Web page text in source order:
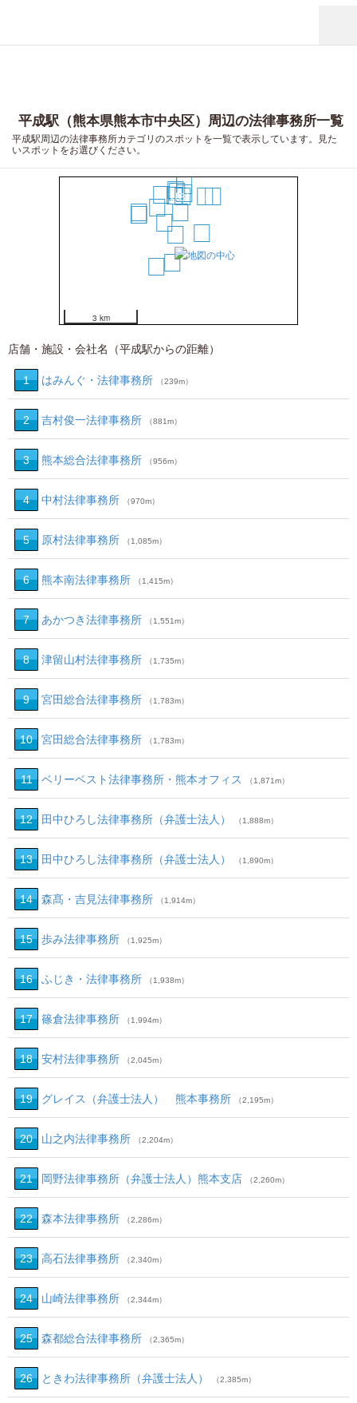
平成駅（熊本県熊本市中央区）周辺の法律事務所一覧
平成駅周辺の法律事務所カテゴリのスポットを一覧で表示しています。見た
いスポットをお選びください。
1
4
7
8
9
1011
14 16
17 18
19
3 km
店舗・施設・会社名（平成駅からの距離）
1 はみんぐ・法律事務所 （239m）
2 吉村俊一法律事務所 （881m）
3 熊本総合法律事務所 （956m）
4 中村法律事務所 （970m）
5 原村法律事務所 （1,085m）
6 熊本南法律事務所 （1,415m）
7 あかつき法律事務所 （1,551m）
8 津留山村法律事務所 （1,735m）
9 宮田総合法律事務所 （1,783m）
10 宮田総合法律事務所 （1,783m）
11 ベリーベスト法律事務所・熊本オフィス （1,871m）
12 田中ひろし法律事務所（弁護士法人） （1,888m）
13 田中ひろし法律事務所（弁護士法人） （1,890m）
14 森髙・吉見法律事務所 （1,914m）
15 歩み法律事務所 （1,925m）
16 ふじき・法律事務所 （1,938m）
17 篠倉法律事務所 （1,994m）
18 安村法律事務所 （2,045m）
19 グレイス（弁護士法人） 熊本事務所 （2,195m）
20 山之内法律事務所 （2,204m）
21 岡野法律事務所（弁護士法人）熊本支店 （2,260m）
22 森本法律事務所 （2,286m）
23 高石法律事務所 （2,340m）
24 山崎法律事務所 （2,344m）
25 森都総合法律事務所 （2,365m）
26 ときわ法律事務所（弁護士法人） （2,385m）